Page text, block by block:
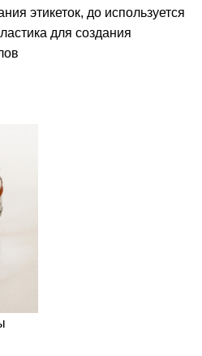
этикеток, до используется
для создания